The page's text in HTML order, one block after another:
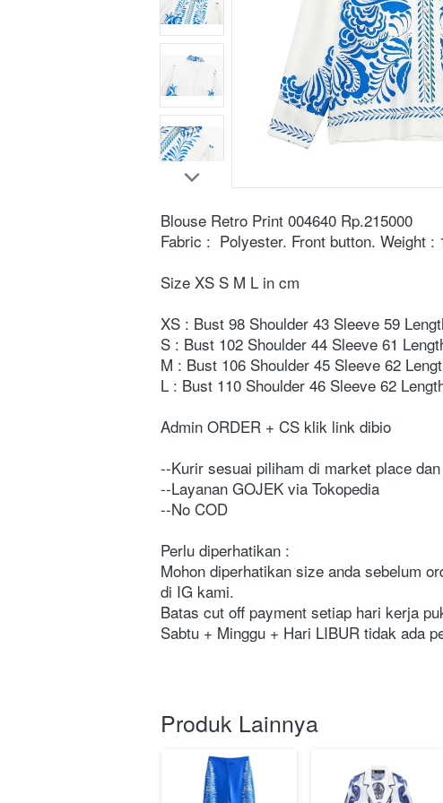
Blouse Retro Print 004640 Rp.215000
Fabric :  Polyester. Front button. Weight :
Size XS S M L in cm
XS : Bust 98 Shoulder 43 Sleeve 59
S : Bust 102 Shoulder 44 Sleeve 61
M : Bust 106 Shoulder 45 Sleeve 62
L : Bust 110 Shoulder 46 Sleeve 62
Admin ORDER + CS klik link dibio
--Kurir sesuai piliham di market place
--Layanan GOJEK via Tokopedia
--No COD
Perlu diperhatikan :
Mohon diperhatikan size anda sebelum
di IG kami.
Batas cut off payment setiap hari kerja
Sabtu + Minggu + Hari LIBUR tidak ada
Produk Lainnya